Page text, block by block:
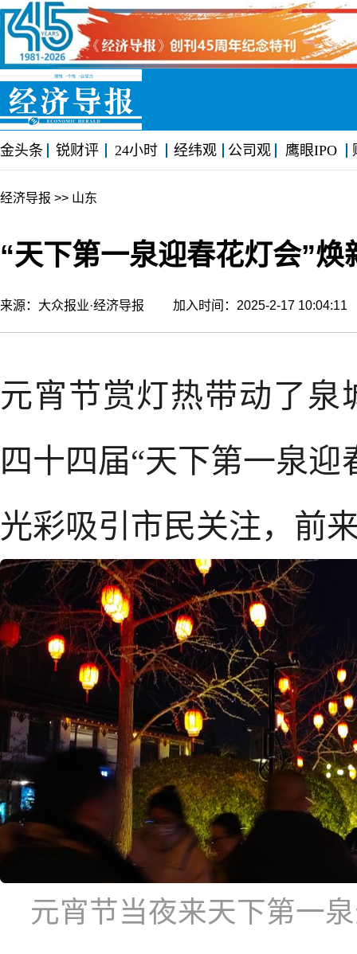
金头条 锐财评 24小时 经纬观 公司观 鹰眼IPO
经济导报 >> 山东
“天下第一泉迎春花灯会”
来源：大众报业·经济导报 加入时间：2025-2-17
元宵节赏灯热带动了泉
四十四届“天下第一泉
光彩吸引市民关注，前
元宵节当夜来天下第一